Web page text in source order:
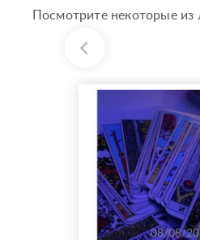
Посмотрите некоторые
08/08/